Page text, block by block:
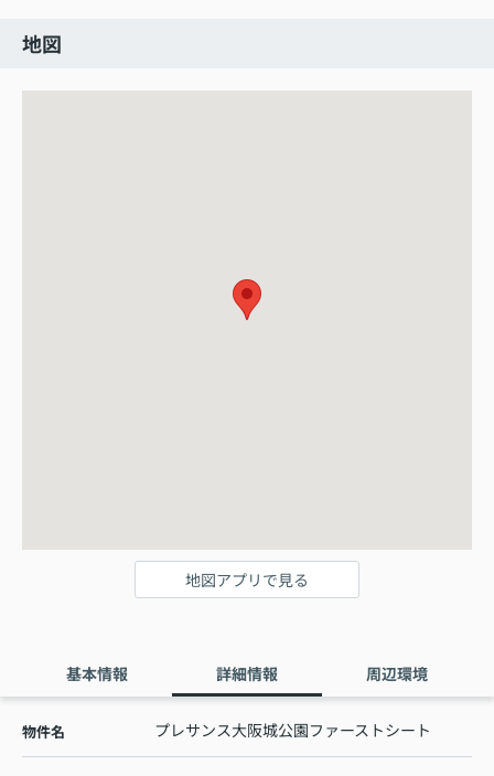
地図
地図アプリで見る
基本情報 詳細情報 周辺環境
物件名 プレサンス大阪城公園ファーストシート